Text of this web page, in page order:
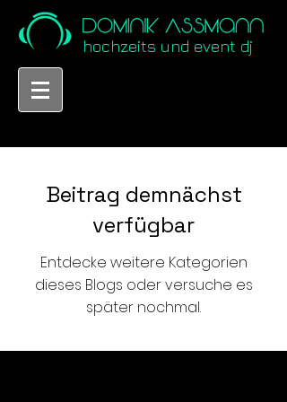
hochzeits und event dj
Beitrag demnächst
verfügbar
Entdecke weitere Kategorien
dieses Blogs oder versuche es
später nochmal.